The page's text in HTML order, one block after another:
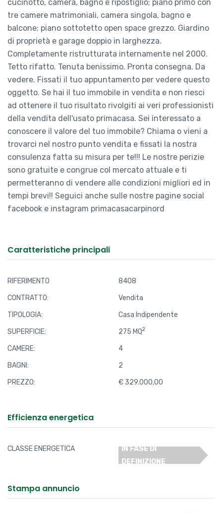
cucinotto, camera, bagno e ripostiglio; piano primo con
tre camere matrimoniali, camera singola, bagno e
balcone; piano sottotetto open space grezzo. Giardino
di proprietà e garage doppio in larghezza.
Completamente ristrutturata internamente nel 2000.
Tetto rifatto. Tenuta benissimo. Pronta consegna. Da
vedere. Fissati il tuo appuntamento per vedere questo
oggetto. Se hai il tuo immobile in vendita e non riesci
ad ottenere il tuo risultato rivolgiti ai veri professionisti
della vendita dell'usato primacasa. Sei interessato a
conoscere il valore del tuo immobile? Chiama o vieni a
trovarci nel nostro punto vendita e fissati la nostra
consulenza fatta su misura per te!!! Le nostre perizie
sono gratuite e congrue col mercato attuale e ti
permetteranno di vendere alle condizioni migliori ed in
tempi brevi!! Seguici anche sulle nostre pagine social
facebook e instagram primacasacarpinord
Caratteristiche principali
RIFERIMENTO
8408
CONTRATTO:
Vendita
TIPOLOGIA:
Casa Indipendente
SUPERFICIE:
275 MQ2
CAMERE:
4
BAGNI:
2
PREZZO:
€ 329.000,00
Efficienza energetica
CLASSE ENERGETICA
IN FASE DI
DEFINIZIONE
Stampa annuncio